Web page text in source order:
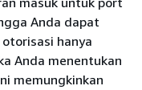
Anda dapat
hanya
Anda menentukan
memungkinkan